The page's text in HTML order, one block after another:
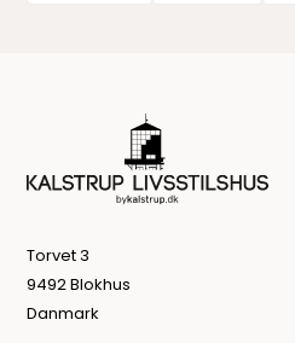
Torvet 3
9492 Blokhus
Danmark